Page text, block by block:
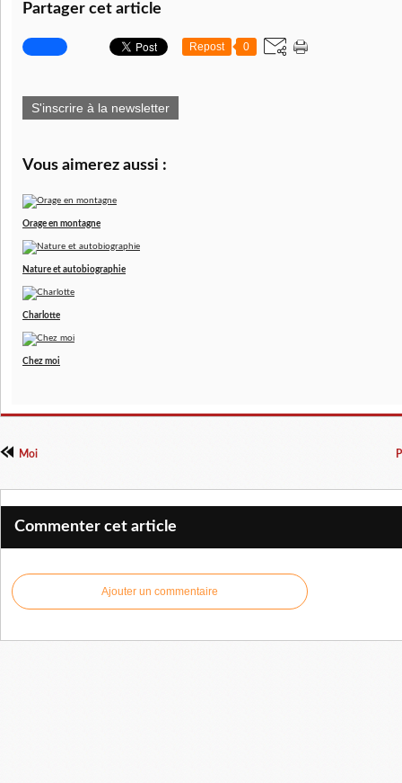
Partager cet article
Repost 0
S'inscrire à la newsletter
Vous aimerez aussi :
Orage en montagne
Nature et autobiographie
Charlotte
Chez moi
Moi
Commenter cet article
Ajouter un commentaire